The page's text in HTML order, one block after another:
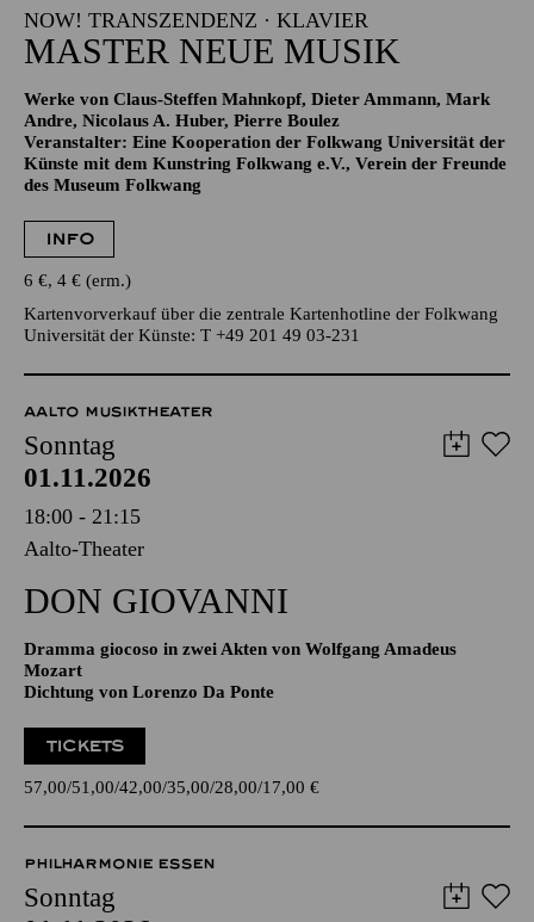
16:00 - 17:00
Museum Folkwang, Karl-Ernst-Osthaus-Saal
NOW! TRANSZENDENZ · KLAVIER
MASTER NEUE MUSIK
Werke von Claus-Steffen Mahnkopf, Dieter Ammann, Mark
Andre, Nicolaus A. Huber, Pierre Boulez
Künste mit dem Kunstring Folkwang e.V., Verein der Freunde
des Museum Folkwang
INFO
Universität der Künste: T +49 201 49 03-231
AALTO MUSIKTHEATER
Sonntag
01.11.2026
18:00 - 21:15
DON GIO­VANNI
Mozart
Dichtung von Lorenzo Da Ponte
57,00 51,00 42,00 35,00